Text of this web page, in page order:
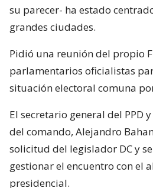
su parecer- ha estado
grandes ciudades.
Pidió una reunión del propio
parlamentarios oficialistas
situación electoral comuna
El secretario general del PPD
del comando, Alejandro
solicitud del legislador DC y
gestionar el encuentro con el
presidencial.